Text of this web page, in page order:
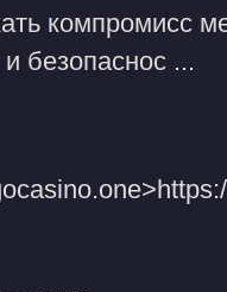
компромисс
безопаснос ...